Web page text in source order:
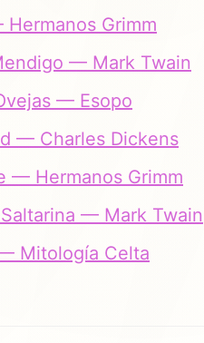
Grimm
— Mark Twain
— Esopo
— Charles Dickens
— Hermanos Grimm
Saltarina — Mark Twain
Mitología Celta